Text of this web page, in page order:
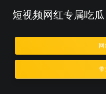
短视频网红专属吃
带